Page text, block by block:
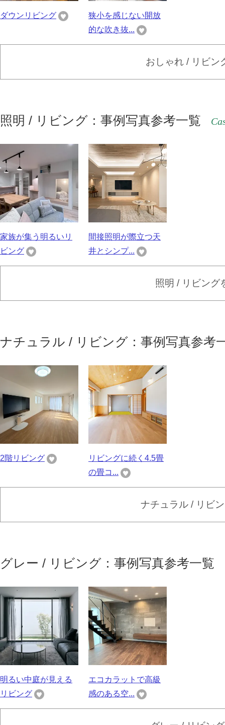
ダウンリビング
狭小を感じない開放
的な吹き抜...
おしゃれ / リビン
照明 / リビング：事例写真参考一覧
家族が集う明るいリ
ビング
間接照明が際立つ天
井とシンプ...
照明 / リビング
ナチュラル / リビング：事例写真参考
2階リビング
リビングに続く4.5畳
の畳コ...
ナチュラル / リビ
グレー / リビング：事例写真参考一覧
明るい中庭が見える
リビング
エコカラットで高級
感のある空...